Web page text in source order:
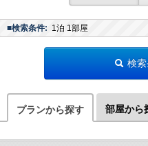
■検索条件: 1泊 1部屋
検
プランから探す 部屋から